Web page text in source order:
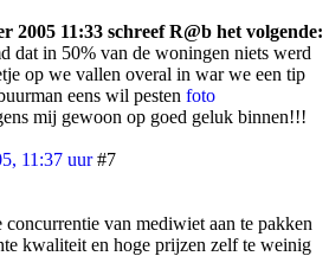
2005 11:33 schreef R@b het volgende:
dat in 50% van de woningen niets werd
op we vallen overal in war we een tip
eens wil pesten foto
mij gewoon op goed geluk binnen!!!
11:37 uur #7
concurrentie van mediwiet aan te pakken
kwaliteit en hoge prijzen zelf te weinig